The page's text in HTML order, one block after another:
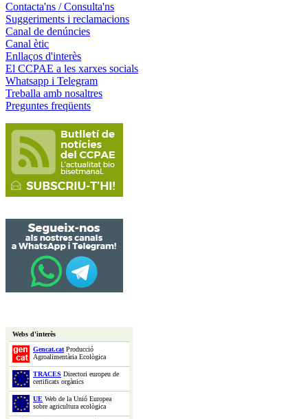
Contacta'ns / Consulta'ns
Suggeriments i reclamacions
Canal de denúncies
Canal ètic
Enllaços d'interès
El CCPAE a les xarxes socials
Whatsapp i Telegram
Treballa amb nosaltres
Preguntes freqüents
Webs d'interès
Gencat.catProducció
Agroalimentària Ecològica
TRACES Directori europeu de
certificats orgànics
UE Web de la Unió Europea
sobre agricultura ecològica